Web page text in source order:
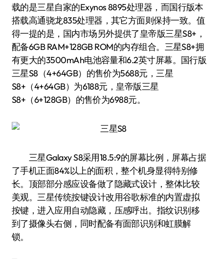
载的是三星自家的Exynos 8895处理器，而国行版本
搭载高通骁龙835处理器，其它方面则保持一致。值
得一提的是，国内市场另外提供了皇帝版三星S8+，
配备6GB RAM+128GB ROM的内存组合。三星S8+拥
有更大的3500mAh电池容量和6.2英寸屏幕。国行版
三星S8（4+64GB）的售价为5688元，三星
S8+（4+64GB）为6188元，皇帝版三星
S8+（6+128GB）的售价为6988元。
三星Galaxy S8采用18.5:9的屏幕比例，屏幕占据
了手机正面84%以上的面积，整个机身显得特别修
长。顶部部分感应设备做了隐藏式设计，整体比较
美观。三星传统按键设计改用谷歌标准的内置虚拟
按键，进入应用自动隐藏，压感呼出。指纹识别移
到了摄像头右侧，同时配备有面部识别和虹膜解
锁。